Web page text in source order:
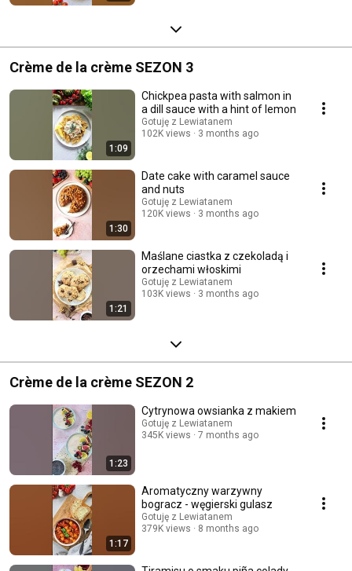
Crème de la crème SEZON 3
1:09
Chickpea pasta with salmon in
a dill sauce with a hint of lemon
Gotuję z Lewiatanem
102K views
3 months ago
1:30
Date cake with caramel sauce
and nuts
Gotuję z Lewiatanem
120K views
3 months ago
1:21
Maślane ciastka z czekoladą i
orzechami włoskimi
Gotuję z Lewiatanem
103K views
3 months ago
Crème de la crème SEZON 2
1:23
Cytrynowa owsianka z makiem
Gotuję z Lewiatanem
345K views
7 months ago
1:17
Aromatyczny warzywny
bogracz - węgierski gulasz
Gotuję z Lewiatanem
379K views
8 months ago